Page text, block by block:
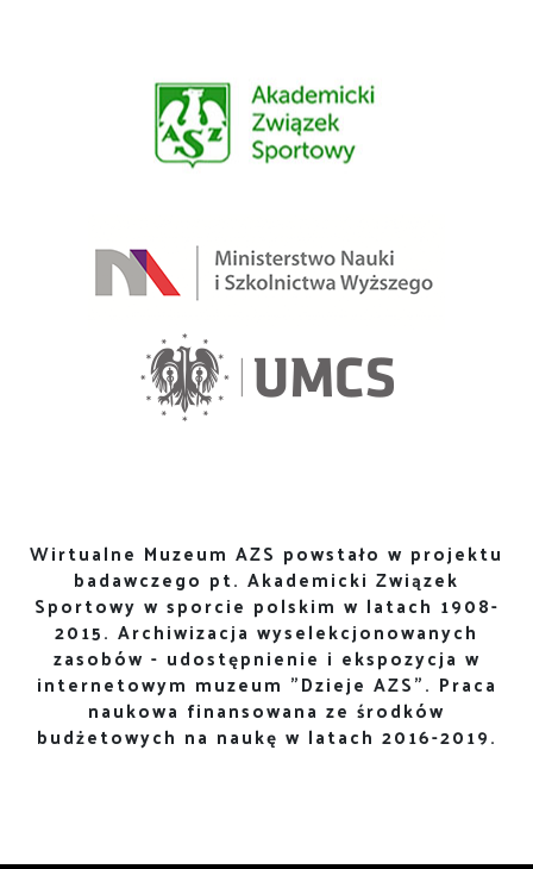
Wirtualne Muzeum AZS powstało w projektu
badawczego pt. Akademicki Związek
Sportowy w sporcie polskim w latach 1908-
2015. Archiwizacja wyselekcjonowanych
zasobów - udostępnienie i ekspozycja w
internetowym muzeum "Dzieje AZS". Praca
naukowa finansowana ze środków
budżetowych na naukę w latach 2016-2019.